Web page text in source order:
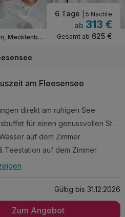
Göhren-Lebbin, Mecklenburger Seenplatte
6 Tage | 5 Nächte
ab 313 €
Gesamt ab 625 €
am Fleesensee
direkt am ruhigen See
5 x Frühstücksbuffet für einen genussvollen Start
auf dem Zimmer
Teestation auf dem Zimmer
für einen genussvollen
Gültig bis 31.12.2026
Zum Angebot